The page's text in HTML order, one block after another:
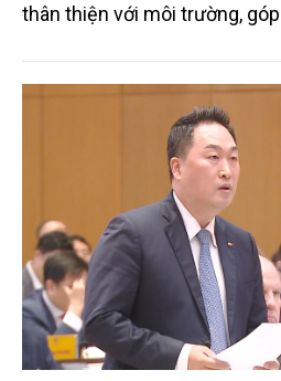
thân thiện với môi trường,
trình thu hút sự tham gia của
từ các cơ quan quản lý nhà
doanh nghiệp, hợp tác xã và
tiếp triển khai mô hình sản